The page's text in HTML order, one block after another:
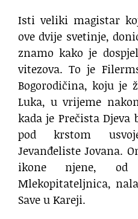
Isti veliki magistar
ove dvije svetinje,
znamo kako je
vitezova. To je
Bogorodičina, koju je
Luka, u vrijeme
kada je Prečista
pod krstom
Jevanđeliste Jovana.
ikone njene,
Mlekopitateljnica,
Save u Kareji.